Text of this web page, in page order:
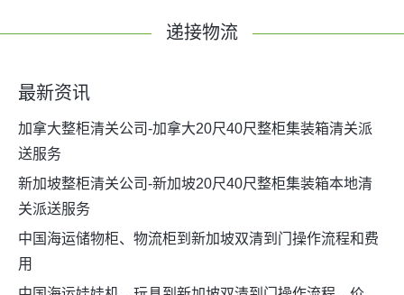
递接物流
最新资讯
加拿大整柜清关公司-加拿大20尺40尺整柜集装箱清关派
送服务
新加坡整柜清关公司-新加坡20尺40尺整柜集装箱本地清
关派送服务
中国海运储物柜、物流柜到新加坡双清到门操作流程和费
用